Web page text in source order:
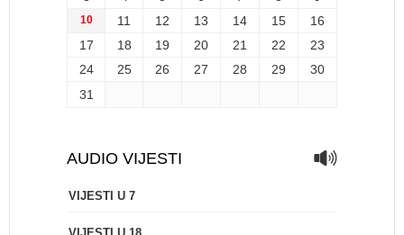
10 11 12 13 14 15
16
17
18 19 20 21 22
23
24
25 26 27 28 29
30
31
AUDIO VIJESTI
VIJESTI U 7